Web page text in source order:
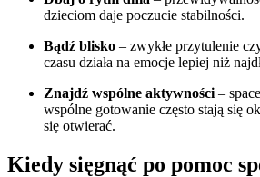
dzieciom daje poczucie stabilności.
Bądź blisko – zwykłe przytulenie
czasu działa na emocje lepiej niż
Znajdź wspólne aktywności –
wspólne gotowanie często stają się
się otwierać.
Kiedy sięgnąć po pomoc